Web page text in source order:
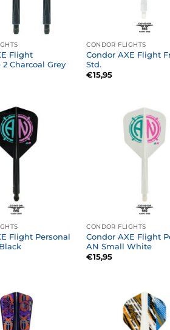
Flight
Charcoal Grey
CONDOR FLIGHTS
Condor AXE Flight
Std.
€15,95
Flight Personal
CONDOR FLIGHTS
Condor AXE Flight
AN Small White
€15,95